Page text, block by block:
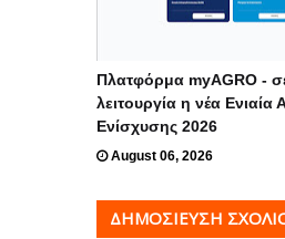
Πλατφόρμα myAGRO -
λειτουργία η νέα Ενιαία
Ενίσχυσης 2026
August 06, 2026
ΔΗΜΟΣΊΕΥΣΗ